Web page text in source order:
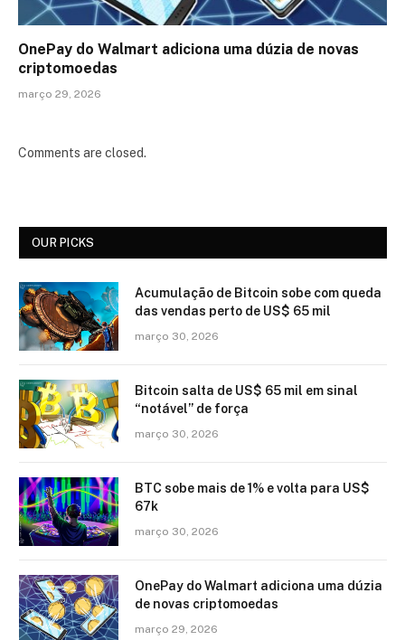
OnePay do Walmart adiciona uma dúzia de novas
criptomoedas
março 29, 2026
Comments are closed.
OUR PICKS
Acumulação de Bitcoin sobe com queda
das vendas perto de US$ 65 mil
março 30, 2026
Bitcoin salta de US$ 65 mil em sinal
“notável” de força
março 30, 2026
BTC sobe mais de 1% e volta para US$
67k
março 30, 2026
OnePay do Walmart adiciona uma dúzia
de novas criptomoedas
março 29, 2026